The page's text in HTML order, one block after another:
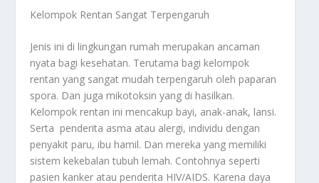
Kelompok Rentan Sangat Terpengaruh
Jenis ini di lingkungan rumah merupakan ancaman
nyata bagi kesehatan. Terutama bagi kelompok
rentan yang sangat mudah terpengaruh oleh paparan
spora. Dan juga mikotoksin yang di hasilkan.
Kelompok rentan ini mencakup bayi, anak-anak, lansi.
Serta penderita asma atau alergi, individu dengan
penyakit paru, ibu hamil. Dan mereka yang memiliki
sistem kekebalan tubuh lemah. Contohnya seperti
pasien kanker atau penderita HIV/AIDS. Karena daya